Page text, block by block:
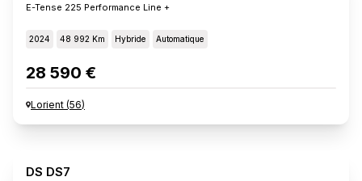
E-Tense 225 Performance Line +
2024 48 992 Km Hybride Automatique
28 590 €
Lorient (56)
DS DS7